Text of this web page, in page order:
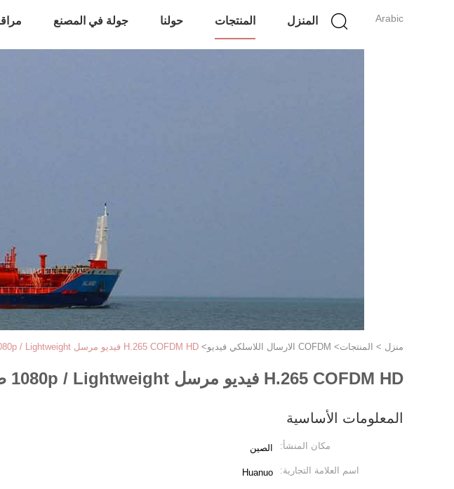
Arabic المنزل المنتجات حولنا جولة في المصنع
منزل > المنتجات> COFDM الارسال اللاسلكي فيديو > H.265 COFDM HD فيديو مرسل 1080p / Lightweight طويل المدى Uav مرسل
H.265 COFDM HD فيديو مرسل 1080p / Lightweight طويل المدى Uav مرسل
المعلومات الأساسية
مكان المنشأ: الصين
اسم العلامة التجارية: Huanuo